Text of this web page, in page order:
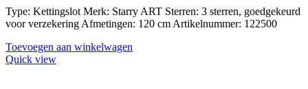
Type: Kettingslot Merk: Starry ART Sterren: 3 sterren, goedgekeurd
voor verzekering Afmetingen: 120 cm Artikelnummer: 122500
Toevoegen aan winkelwagen
Quick view